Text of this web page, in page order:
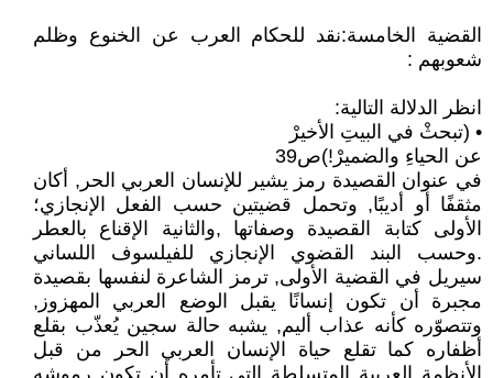
القضية الخامسة:نقد للحكام العرب عن الخنوع وظلم
شعوبهم :
انظر الدلالة التالية:
• (تبحثْ في البيتِ الأخيرْ
عن الحياءِ والضميرْ!)ص39
في عنوان القصيدة رمز يشير للإنسان العربي الحر, أكان
مثقفًا أو أديبًا, وتحمل قضيتين حسب الفعل الإنجازي؛
الأولى كتابة القصيدة وصفاتها ,والثانية الإقناع بالعطر
.وحسب البند القضوي الإنجازي للفيلسوف اللساني
سيريل في القضية الأولى, ترمز الشاعرة لنفسها بقصيدة
مجبرة أن تكون إنسانًا يقبل الوضع العربي المهزوز,
وتتصوّره كأنه عذاب أليم, يشبه حالة سجين يُعذّب بقلع
أظفاره كما تقلع حياة الإنسان العربي الحر من قبل